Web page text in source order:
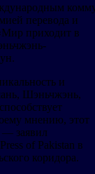
перевода и
приходит в
и
Шэньчжэнь,
мнению, этот
— заявил
of Pakistan в
коридора.